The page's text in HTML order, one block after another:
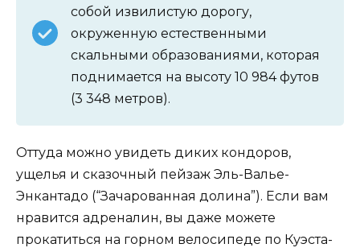
собой извилистую дорогу,
окруженную естественными
скальными образованиями, которая
поднимается на высоту 10 984 футов
(3 348 метров).
Оттуда можно увидеть диких кондоров,
ущелья и сказочный пейзаж Эль-Валье-
Энкантадо (“Зачарованная долина”). Если вам
нравится адреналин, вы даже можете
прокатиться на горном велосипеде по Куэста-